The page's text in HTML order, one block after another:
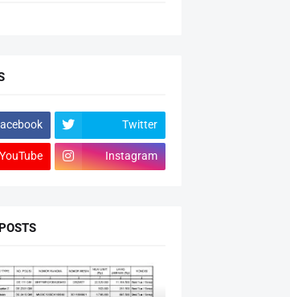
Twitter
YouTube Instagram